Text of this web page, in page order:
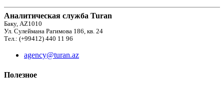
Аналитическая служба Turan
Баку, AZ1010
Ул. Сулеймана Рагимова 186, кв. 24
Тел.: (+99412) 440 11 96
agency@turan.az
Полезное